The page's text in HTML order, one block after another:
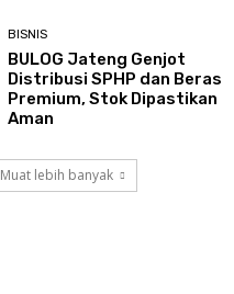
BISNIS
BULOG Jateng Genjot
Distribusi SPHP dan Beras
Premium, Stok Dipastikan
Aman
Muat lebih banyak